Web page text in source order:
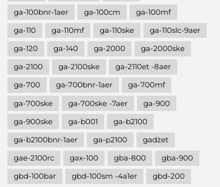
ga-100bnr-1aer ga-100cm
ga-100mf
ga-110
ga-110mf ga-110ske
ga-110slc-9aer
ga-120
ga-140 ga-2000
ga-2000ske
ga-2100
ga-2100ske
ga-2110et -8aer
ga-700
ga-700bnr-1aer
ga-700mf
ga-700ske
ga-700ske -7aer
ga-900
ga-900ske
ga-b001
ga-b2100
ga-b2100bnr-1aer
ga-p2100
gadżet
gae-2100rc
gax-100 gba-800
gba-900
gbd-100bar
gbd-100sm -4a1er
gbd-200